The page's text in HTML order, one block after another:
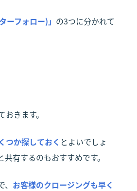
ーフォロー)」 の3つに分かれて
おきます。
つか探しておく とよいでしょ
有するのもおすすめです。
お客様のクロージングも早く